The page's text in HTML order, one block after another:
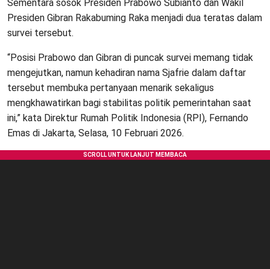
Sementara sosok Presiden Prabowo Subianto dan Wakil
Presiden Gibran Rakabuming Raka menjadi dua teratas dalam
survei tersebut.
“Posisi Prabowo dan Gibran di puncak survei memang tidak
mengejutkan, namun kehadiran nama Sjafrie dalam daftar
tersebut membuka pertanyaan menarik sekaligus
mengkhawatirkan bagi stabilitas politik pemerintahan saat
ini,” kata Direktur Rumah Politik Indonesia (RPI), Fernando
Emas di Jakarta, Selasa, 10 Februari 2026.